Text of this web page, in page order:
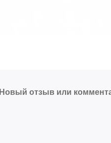
Новый отзыв или